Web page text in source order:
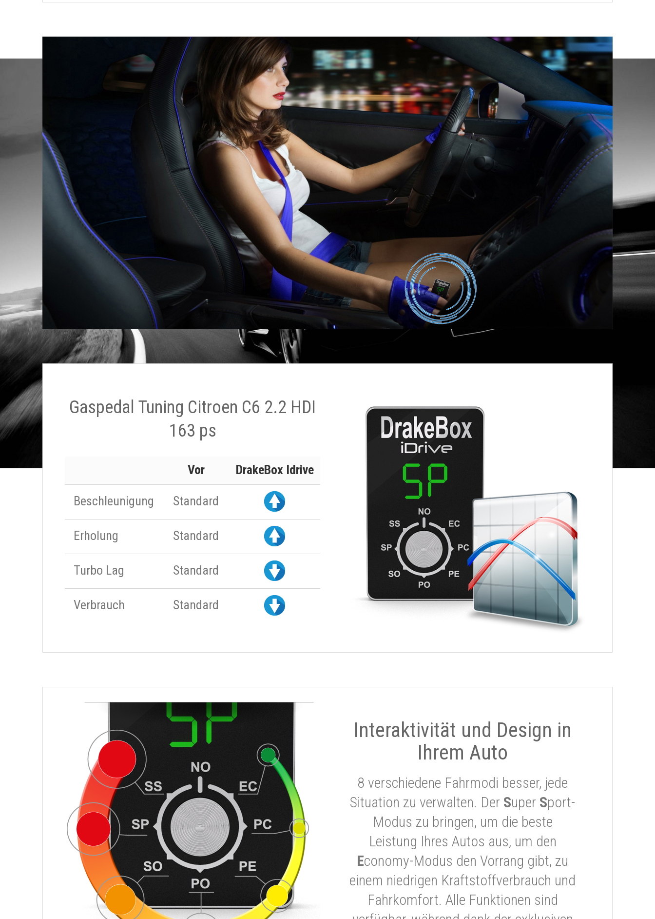
Gaspedal Tuning Citroen C6 2.2 HDI
163 ps
Vor DrakeBox Idrive
Beschleunigung Standard
Erholung Standard
Turbo Lag Standard
Verbrauch Standard
Interaktivität und Design in
Ihrem Auto
8 verschiedene Fahrmodi besser, jede
Situation zu verwalten. Der Super Sport-
Modus zu bringen, um die beste
Leistung Ihres Autos aus, um den
Economy-Modus den Vorrang gibt, zu
einem niedrigen Kraftstoffverbrauch und
Fahrkomfort. Alle Funktionen sind